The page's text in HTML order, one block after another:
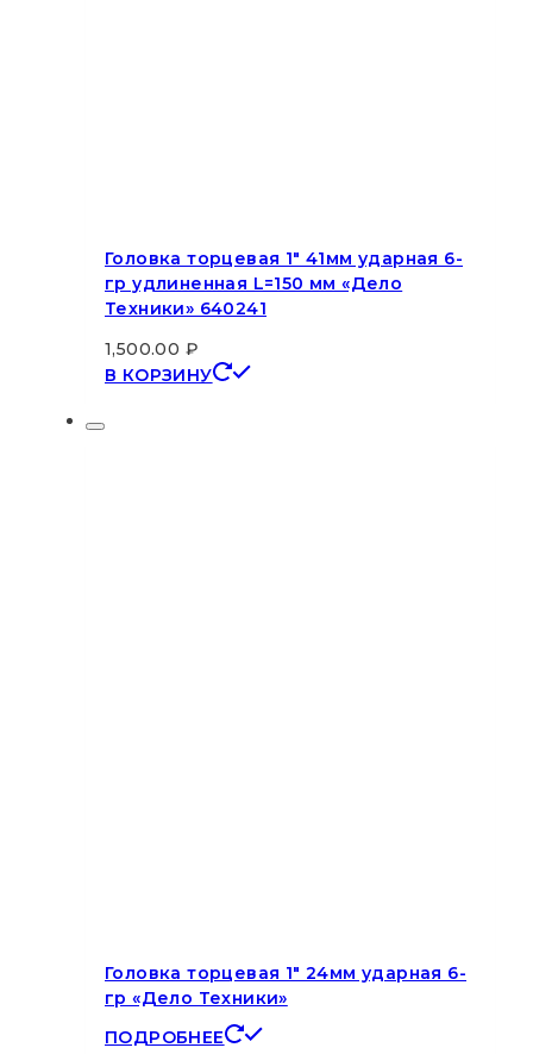
Головка торцевая 1″ 41мм ударная 6-
гр удлиненная L=150 мм «Дело
Техники» 640241
1,500.00 ₽
В КОРЗИНУ
Головка торцевая 1″ 24мм ударная 6-
гр «Дело Техники»
ПОДРОБНЕЕ